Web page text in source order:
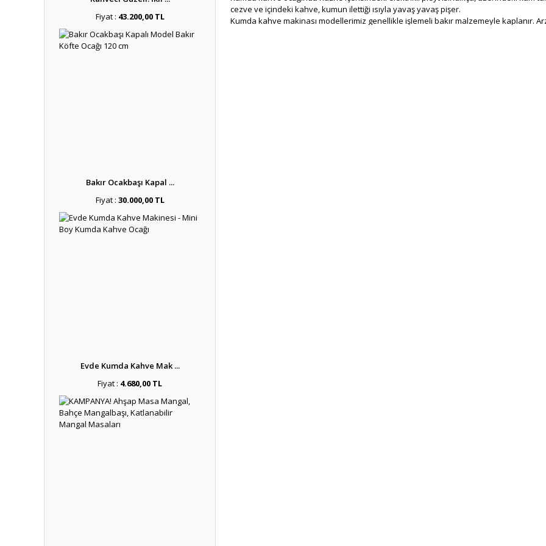
Fiyat : 43.200,00 TL
Bakır Ocakbaşı Kapal ...
Fiyat : 30.000,00 TL
Evde Kumda Kahve Mak ...
Fiyat : 4.680,00 TL
cezve ve içindeki kahve, kumun ilettiği ısıyla yavaş yavaş pişer.
Kumda kahve makinası modellerimiz genellikle işlemeli bakır malzemeyle kaplanır.